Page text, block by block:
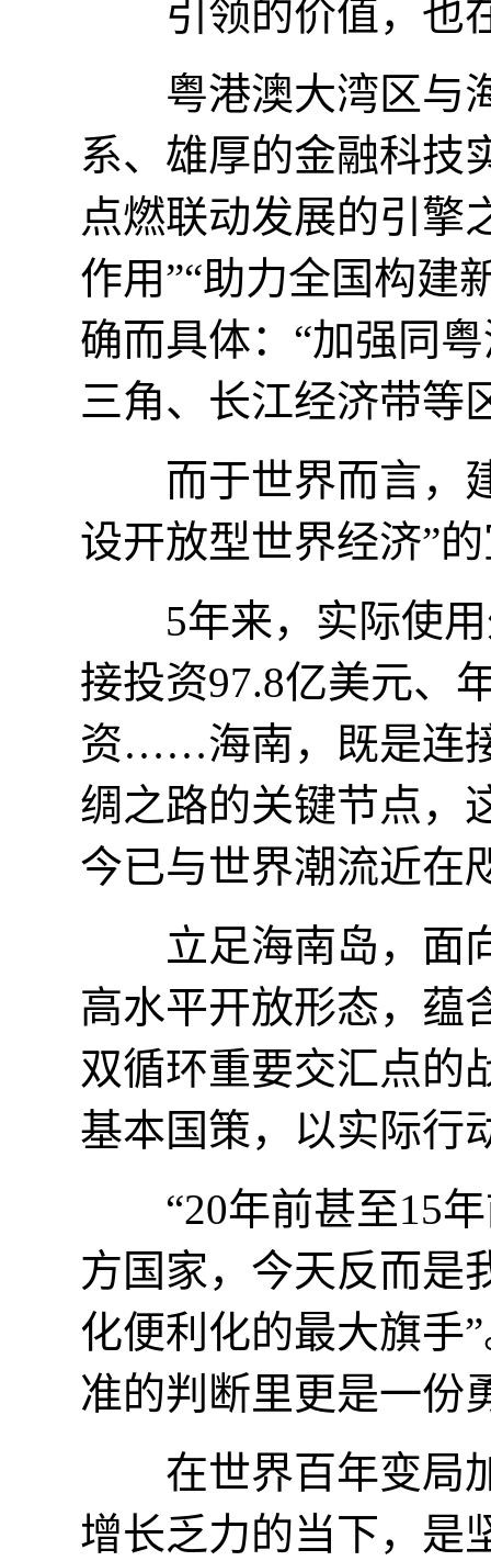
引领的价值，也
粤港澳大湾区与海
系、雄厚的金融科技
点燃联动发展的引擎
作用”“助力全国构建
确而具体：“加强同
三角、长江经济带等
而于世界而言，建
设开放型世界经济”
5年来，实际使用
接投资97.8亿美元、
资……海南，既是连
绸之路的关键节点，
今已与世界潮流近在
立足海南岛，面向
高水平开放形态，蕴
双循环重要交汇点的
基本国策，以实际行
“20年前甚至15年
方国家，今天反而是
化便利化的最大旗手
准的判断里更是一
在世界百年变局加
增长乏力的当下，是